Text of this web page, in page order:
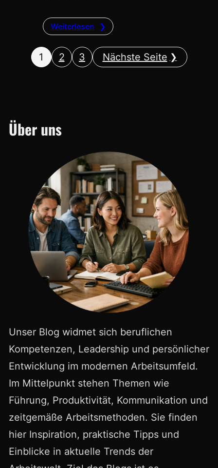
Weiterlesen
1 2 3 Nächste Seite
Über uns
Unser Blog widmet sich beruflichen
Kompetenzen, Leadership und persönlicher
Entwicklung im modernen Arbeitsumfeld.
Im Mittelpunkt stehen Themen wie
Führung, Produktivität, Kommunikation und
zeitgemäße Arbeitsmethoden. Sie finden
hier Inspiration, praktische Tipps und
Einblicke in aktuelle Trends der